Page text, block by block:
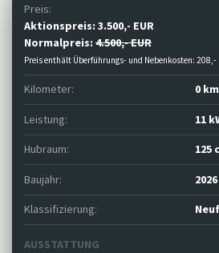
Preis:
Aktionspreis: 3.500,- EUR
Normalpreis: 4.500,- EUR
Preis enthält Überführungs- und Nebenkosten: 208,-
Kilometer: 0 km
Leistung: 11
Hubraum: 125
Baujahr: 2026
Klassifizierung:
AUSSTATTUNG